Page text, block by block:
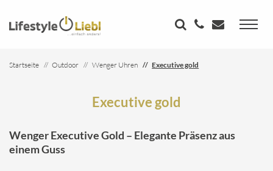
Startseite Outdoor Wenger Uhren Executive gold
Executive gold
WengerExecutiveGold – Elegante Präsenzaus
einemGuss